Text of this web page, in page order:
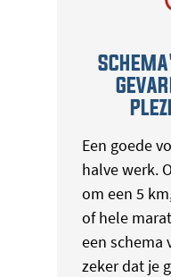
Een goede
halve werk.
om een 5
of hele
een schema
zeker dat je